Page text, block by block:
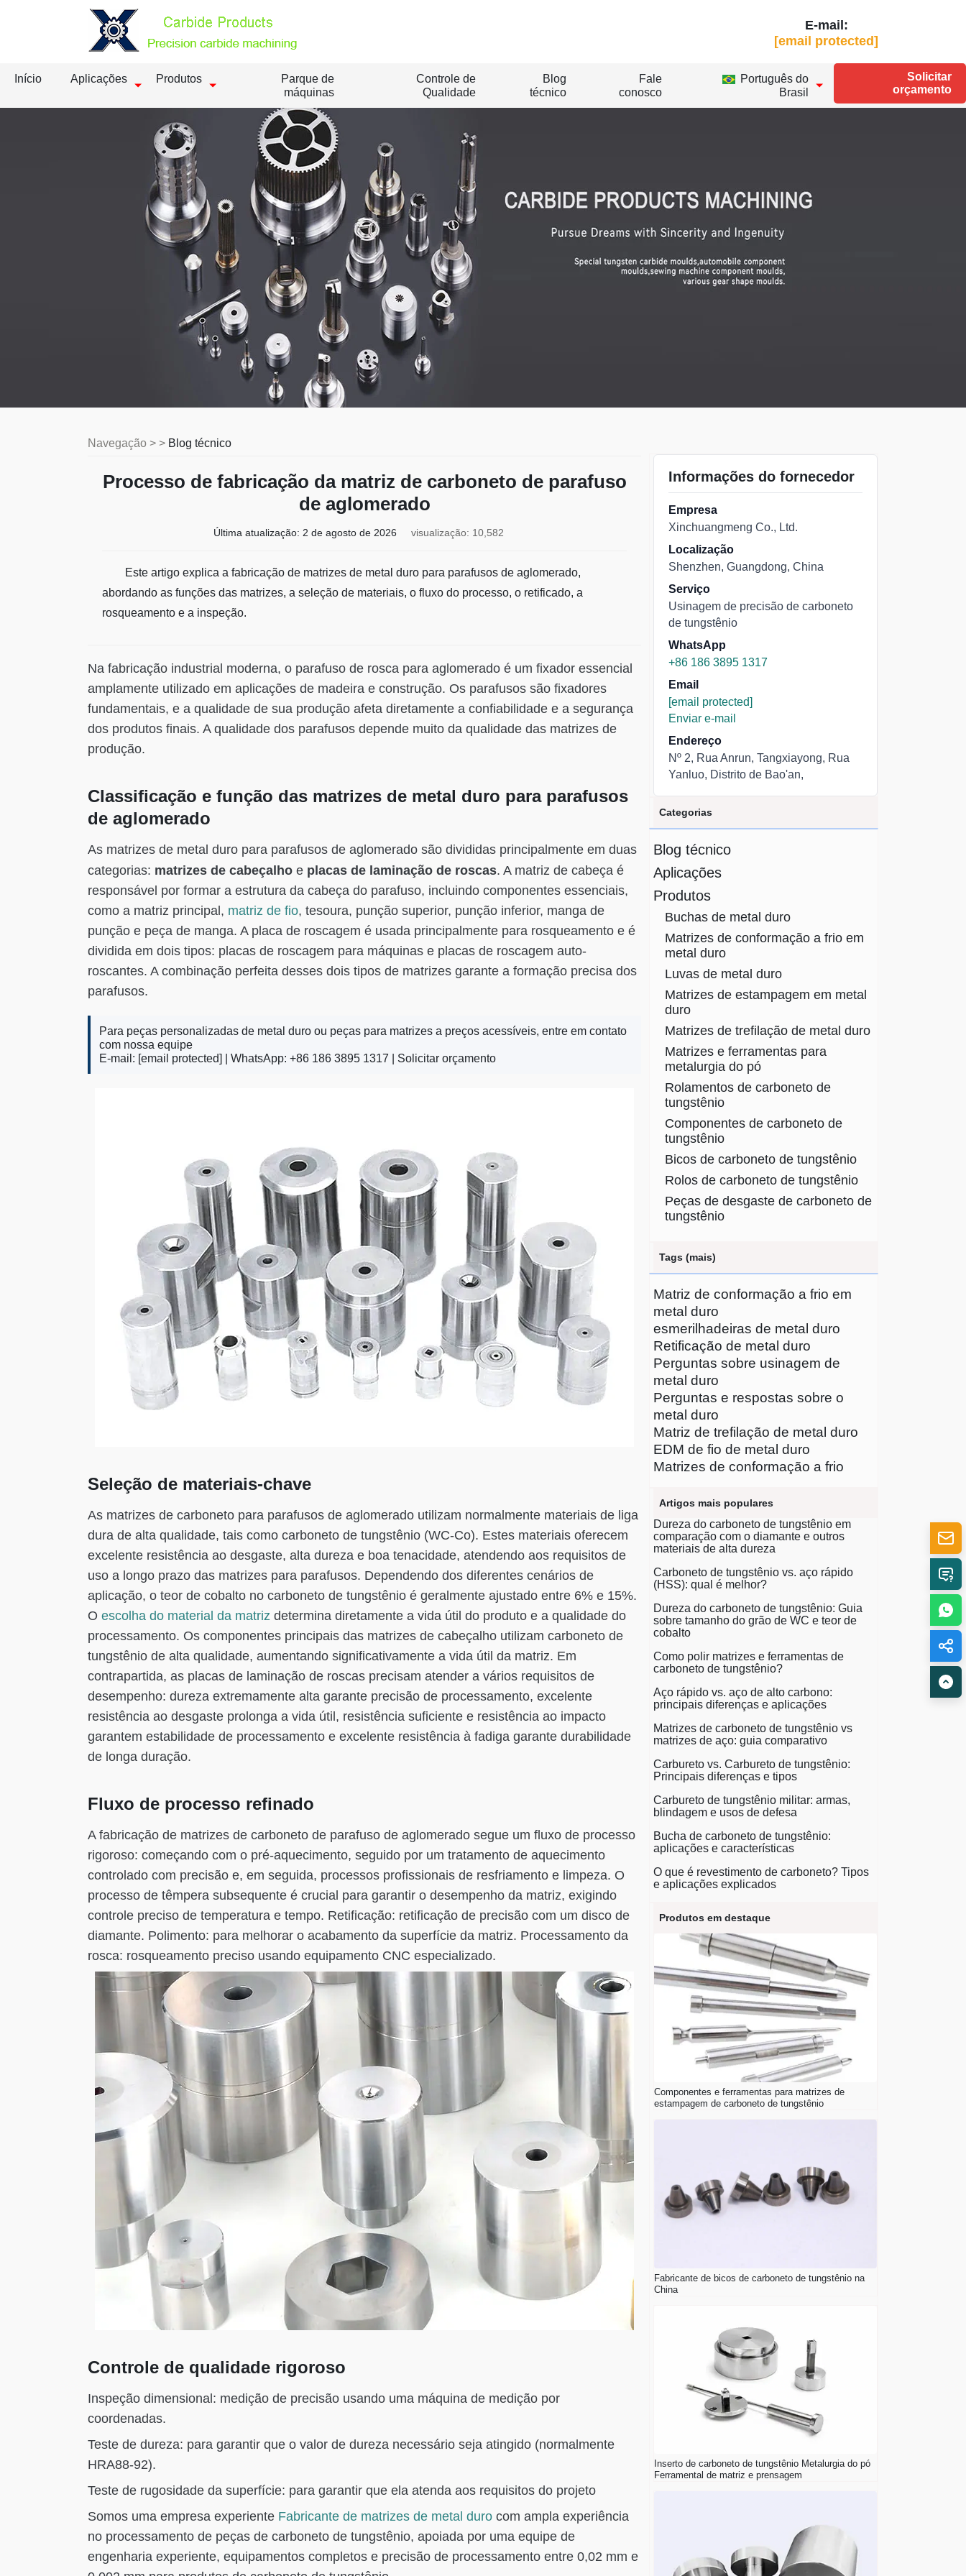
E-mail:
[email protected]
Início Aplicações Produtos
Parque de
máquinas
Controle de
Qualidade
Blog
técnico
Fale
conosco
Português do
Brasil
Solicitar
orçamento
Navegação > > Blog técnico
Processo de fabricação da matriz de carboneto de parafuso
de aglomerado
Última atualização: 2 de agosto de 2026 visualização: 10,582
Este artigo explica a fabricação de matrizes de metal duro para parafusos de aglomerado,
abordando as funções das matrizes, a seleção de materiais, o fluxo do processo, o retificado, a
rosqueamento e a inspeção.
Na fabricação industrial moderna, o parafuso de rosca para aglomerado é um fixador essencial
amplamente utilizado em aplicações de madeira e construção. Os parafusos são fixadores
fundamentais, e a qualidade de sua produção afeta diretamente a confiabilidade e a segurança
dos produtos finais. A qualidade dos parafusos depende muito da qualidade das matrizes de
produção.
Classificação e função das matrizes de metal duro para parafusos
de aglomerado
As matrizes de metal duro para parafusos de aglomerado são divididas principalmente em duas
categorias: matrizes de cabeçalho e placas de laminação de roscas. A matriz de cabeça é
responsável por formar a estrutura da cabeça do parafuso, incluindo componentes essenciais,
como a matriz principal, matriz de fio, tesoura, punção superior, punção inferior, manga de
punção e peça de manga. A placa de roscagem é usada principalmente para rosqueamento e é
dividida em dois tipos: placas de roscagem para máquinas e placas de roscagem auto-
roscantes. A combinação perfeita desses dois tipos de matrizes garante a formação precisa dos
parafusos.
Para peças personalizadas de metal duro ou peças para matrizes a preços acessíveis, entre em contato
com nossa equipe
E-mail: [email protected] | WhatsApp: +86 186 3895 1317 | Solicitar orçamento
Seleção de materiais-chave
As matrizes de carboneto para parafusos de aglomerado utilizam normalmente materiais de liga
dura de alta qualidade, tais como carboneto de tungstênio (WC-Co). Estes materiais oferecem
excelente resistência ao desgaste, alta dureza e boa tenacidade, atendendo aos requisitos de
uso a longo prazo das matrizes para parafusos. Dependendo dos diferentes cenários de
aplicação, o teor de cobalto no carboneto de tungstênio é geralmente ajustado entre 6% e 15%.
O escolha do material da matriz determina diretamente a vida útil do produto e a qualidade do
processamento. Os componentes principais das matrizes de cabeçalho utilizam carboneto de
tungstênio de alta qualidade, aumentando significativamente a vida útil da matriz. Em
contrapartida, as placas de laminação de roscas precisam atender a vários requisitos de
desempenho: dureza extremamente alta garante precisão de processamento, excelente
resistência ao desgaste prolonga a vida útil, resistência suficiente e resistência ao impacto
garantem estabilidade de processamento e excelente resistência à fadiga garante durabilidade
de longa duração.
Fluxo de processo refinado
A fabricação de matrizes de carboneto de parafuso de aglomerado segue um fluxo de processo
rigoroso: começando com o pré-aquecimento, seguido por um tratamento de aquecimento
controlado com precisão e, em seguida, processos profissionais de resfriamento e limpeza. O
processo de têmpera subsequente é crucial para garantir o desempenho da matriz, exigindo
controle preciso de temperatura e tempo. Retificação: retificação de precisão com um disco de
diamante. Polimento: para melhorar o acabamento da superfície da matriz. Processamento da
rosca: rosqueamento preciso usando equipamento CNC especializado.
Controle de qualidade rigoroso
Inspeção dimensional: medição de precisão usando uma máquina de medição por
coordenadas.
Teste de dureza: para garantir que o valor de dureza necessário seja atingido (normalmente
HRA88-92).
Teste de rugosidade da superfície: para garantir que ela atenda aos requisitos do projeto
Somos uma empresa experiente Fabricante de matrizes de metal duro com ampla experiência
no processamento de peças de carboneto de tungstênio, apoiada por uma equipe de
engenharia experiente, equipamentos completos e precisão de processamento entre 0,02 mm e
Informações do fornecedor
Empresa
Xinchuangmeng Co., Ltd.
Localização
Shenzhen, Guangdong, China
Serviço
Usinagem de precisão de carboneto
de tungstênio
WhatsApp
+86 186 3895 1317
Email
[email protected]
Enviar e-mail
Endereço
Nº 2, Rua Anrun, Tangxiayong, Rua
Yanluo, Distrito de Bao'an,
Categorias
Blog técnico
Aplicações
Produtos
Buchas de metal duro
Matrizes de conformação a frio em
metal duro
Luvas de metal duro
Matrizes de estampagem em metal
duro
Matrizes de trefilação de metal duro
Matrizes e ferramentas para
metalurgia do pó
Rolamentos de carboneto de
tungstênio
Componentes de carboneto de
tungstênio
Bicos de carboneto de tungstênio
Rolos de carboneto de tungstênio
Peças de desgaste de carboneto de
tungstênio
Tags (mais)
Matriz de conformação a frio em
metal duro
esmerilhadeiras de metal duro
Retificação de metal duro
Perguntas sobre usinagem de
metal duro
Perguntas e respostas sobre o
metal duro
Matriz de trefilação de metal duro
EDM de fio de metal duro
Matrizes de conformação a frio
Artigos mais populares
Dureza do carboneto de tungstênio em
comparação com o diamante e outros
materiais de alta dureza
Carboneto de tungstênio vs. aço rápido
(HSS): qual é melhor?
Dureza do carboneto de tungstênio: Guia
sobre tamanho do grão de WC e teor de
cobalto
Como polir matrizes e ferramentas de
carboneto de tungstênio?
Aço rápido vs. aço de alto carbono:
principais diferenças e aplicações
Matrizes de carboneto de tungstênio vs
matrizes de aço: guia comparativo
Carbureto vs. Carbureto de tungstênio:
Principais diferenças e tipos
Carbureto de tungstênio militar: armas,
blindagem e usos de defesa
Bucha de carboneto de tungstênio:
aplicações e características
O que é revestimento de carboneto? Tipos
e aplicações explicados
Produtos em destaque
Componentes e ferramentas para matrizes de
estampagem de carboneto de tungstênio
Fabricante de bicos de carboneto de tungstênio na
China
Inserto de carboneto de tungstênio Metalurgia do pó
Ferramental de matriz e prensagem